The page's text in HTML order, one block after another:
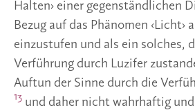
Halten› einer gegenständlichen
Bezug auf das Phänomen ‹Licht›
einzustufen und als ein solches,
Verführung durch Luzifer
Auftun der Sinne durch die
13 und daher nicht wahrhaftig